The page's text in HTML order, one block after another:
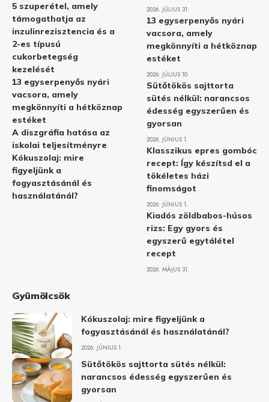
5 szuperétel, amely
támogathatja az
inzulinrezisztencia és a
2-es típusú
cukorbetegség
kezelését
13 egyserpenyős nyári
vacsora, amely
megkönnyíti a hétköznap
estéket
A diszgráfia hatása az
iskolai teljesítményre
Kókuszolaj: mire
figyeljünk a
fogyasztásánál és
használatánál?
2026. JÚLIUS 31.
13 egyserpenyős nyári
vacsora, amely
megkönnyíti a hétköznap
estéket
2026. JÚLIUS 10.
Sütőtökös sajttorta
sütés nélkül: narancsos
édesség egyszerűen és
gyorsan
2026. JÚNIUS 1.
Klasszikus epres gombóc
recept: Így készítsd el a
tökéletes házi
finomságot
2026. JÚNIUS 1.
Kiadós zöldbabos-húsos
rizs: Egy gyors és
egyszerű egytálétel
recept
2026. MÁJUS 31.
Gyümölcsök
Kókuszolaj: mire figyeljünk a
fogyasztásánál és használatánál?
2026. JÚNIUS 1.
Sütőtökös sajttorta sütés nélkül:
narancsos édesség egyszerűen és
gyorsan